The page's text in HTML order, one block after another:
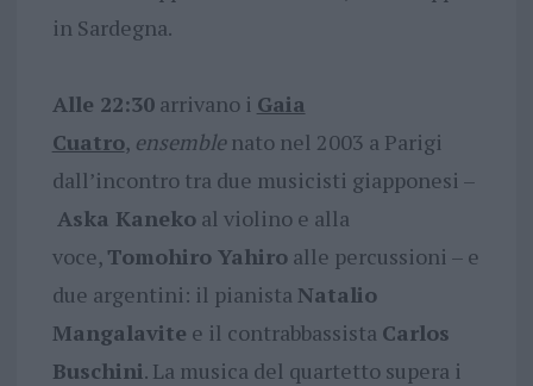
in Sardegna.
Alle 22:30arrivano i Gaia
Cuatro, ensemblenato nel 2003 a Parigi
dall’incontro tra due musicisti giapponesi –
Aska Kanekoal violino e alla
voce, Tomohiro Yahiroalle percussioni – e
due argentini: il pianista Natalio
Mangalavite e il contrabbassista Carlos
Buschini. La musica del quartetto supera i